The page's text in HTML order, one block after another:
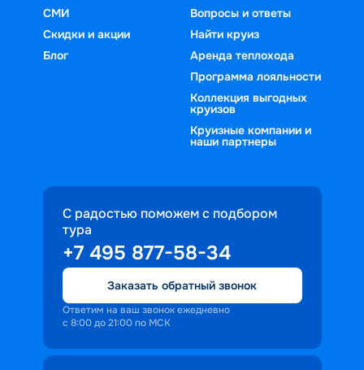
СМИ
Скидки и акции
Блог
Вопросы и ответы
Найти круиз
Аренда теплохода
Программа лояльности
Коллекция выгодных
круизов
Круизные компании и
наши партнеры
С радостью поможем с подбором
тура
+7 495 877-58-34
Заказать обратный звонок
Ответим на ваш звонок ежедневно
с 8:00 до 21:00 по МСК